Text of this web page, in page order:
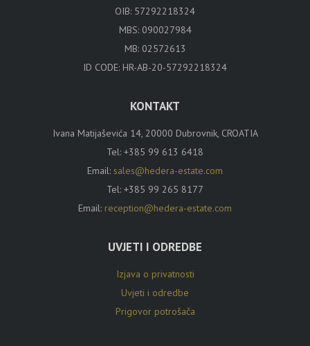
OIB: 57292218324
MBS: 090027984
MB: 02572613
ID CODE: HR-AB-20-57292218324
KONTAKT
Ivana Matijaševića 14, 20000 Dubrovnik, CROATIA
Tel: +385 99 613 6418
Email: sales@hedera-estate.com
Tel: +385 99 265 8177
Email: reception@hedera-estate.com
UVJETI I ODREDBE
Izjava o privatnosti
Uvjeti i odredbe
Prigovor potrošača